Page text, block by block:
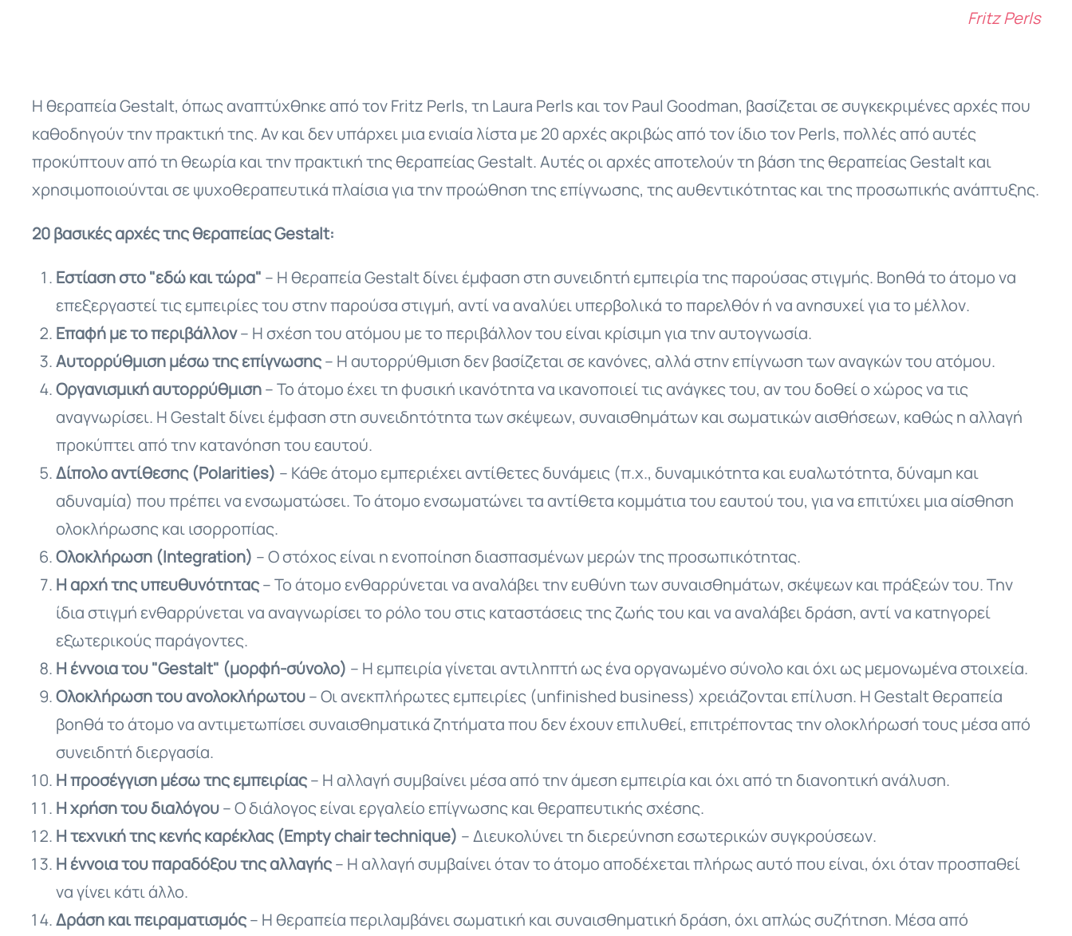
Fritz Perls
Η θεραπεία Gestalt, όπως αναπτύχθηκε από τον Fritz Perls, τη Laura Perls και τον Paul Goodman, βασίζεται σε συγκεκριμένες αρχές που
καθοδηγούν την πρακτική της. Αν και δεν υπάρχει μια ενιαία λίστα με 20 αρχές ακριβώς από τον ίδιο τον Perls, πολλές από αυτές
προκύπτουν από τη θεωρία και την πρακτική της θεραπείας Gestalt. Αυτές οι αρχές αποτελούν τη βάση της θεραπείας Gestalt και
χρησιμοποιούνται σε ψυχοθεραπευτικά πλαίσια για την προώθηση της επίγνωσης, της αυθεντικότητας και της προσωπικής ανάπτυξης.
20 βασικές αρχές της θεραπείας Gestalt:
Εστίαση στο "εδώ και τώρα" – Η θεραπεία Gestalt δίνει έμφαση στη συνειδητή εμπειρία της παρούσας στιγμής. Βοηθά το άτομο να
επεξεργαστεί τις εμπειρίες του στην παρούσα στιγμή, αντί να αναλύει υπερβολικά το παρελθόν ή να ανησυχεί για το μέλλον.
Επαφή με το περιβάλλον– Η σχέση του ατόμου με το περιβάλλον του είναι κρίσιμη για την αυτογνωσία.
Αυτορρύθμιση μέσω της επίγνωσης– Η αυτορρύθμιση δεν βασίζεται σε κανόνες, αλλά στην επίγνωση των αναγκών του ατόμου.
Οργανισμική αυτορρύθμιση– Το άτομο έχει τη φυσική ικανότητα να ικανοποιεί τις ανάγκες του, αν του δοθεί ο χώρος να τις
αναγνωρίσει. Η Gestalt δίνει έμφαση στη συνειδητότητα των σκέψεων, συναισθημάτων και σωματικών αισθήσεων, καθώς η αλλαγή
προκύπτει από την κατανόηση του εαυτού.
Δίπολο αντίθεσης (Polarities) – Κάθε άτομο εμπεριέχει αντίθετες δυνάμεις (π.χ., δυναμικότητα και ευαλωτότητα, δύναμη και
αδυναμία) που πρέπει να ενσωματώσει. Το άτομο ενσωματώνει τα αντίθετα κομμάτια του εαυτού του, για να επιτύχει μια αίσθηση
ολοκλήρωσης και ισορροπίας.
Ολοκλήρωση (Integration) – Ο στόχος είναι η ενοποίηση διασπασμένων μερών της προσωπικότητας.
Η αρχή της υπευθυνότητας– Το άτομο ενθαρρύνεται να αναλάβει την ευθύνη των συναισθημάτων, σκέψεων και πράξεών του. Την
ίδια στιγμή ενθαρρύνεται να αναγνωρίσει το ρόλο του στις καταστάσεις της ζωής του και να αναλάβει δράση, αντί να κατηγορεί
εξωτερικούς παράγοντες.
Η έννοια του "Gestalt" (μορφή-σύνολο) – Η εμπειρία γίνεται αντιληπτή ως ένα οργανωμένο σύνολο και όχι ως μεμονωμένα στοιχεία.
Ολοκλήρωση του ανολοκλήρωτου– Οι ανεκπλήρωτες εμπειρίες (unfinished business) χρειάζονται επίλυση. Η Gestalt θεραπεία
βοηθά το άτομο να αντιμετωπίσει συναισθηματικά ζητήματα που δεν έχουν επιλυθεί, επιτρέποντας την ολοκλήρωσή τους μέσα από
συνειδητή διεργασία.
Η προσέγγιση μέσω της εμπειρίας– Η αλλαγή συμβαίνει μέσα από την άμεση εμπειρία και όχι από τη διανοητική ανάλυση.
Η χρήση του διαλόγου– Ο διάλογος είναι εργαλείο επίγνωσης και θεραπευτικής σχέσης.
Η τεχνική της κενής καρέκλας (Empty chair technique) – Διευκολύνει τη διερεύνηση εσωτερικών συγκρούσεων.
Η έννοια του παραδόξου της αλλαγής– Η αλλαγή συμβαίνει όταν το άτομο αποδέχεται πλήρως αυτό που είναι, όχι όταν προσπαθεί
να γίνει κάτι άλλο.
Δράση και πειραματισμός– Η θεραπεία περιλαμβάνει σωματική και συναισθηματική δράση, όχι απλώς συζήτηση. Μέσα από